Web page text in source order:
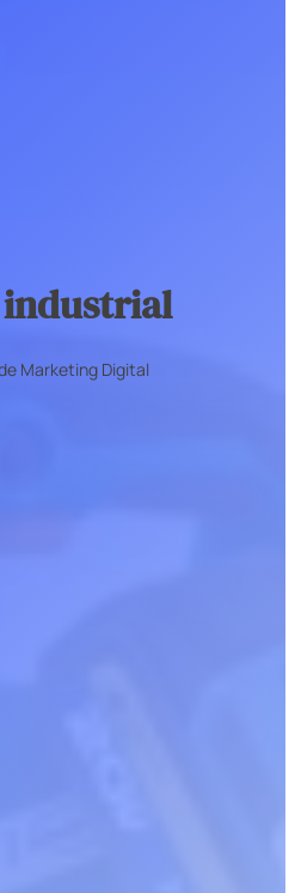
Marketing Digital